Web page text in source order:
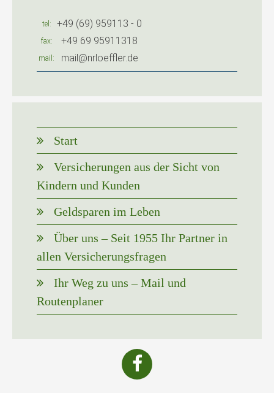
tel +49 (69) 959113 - 0
fax +49 69 95911318
mail mail@nrloeffler.de
Start
Versicherungen aus der Sicht von
Kindern und Kunden
Geldsparen im Leben
Über uns – Seit 1955 Ihr Partner in
allen Versicherungsfragen
Ihr Weg zu uns – Mail und
Routenplaner